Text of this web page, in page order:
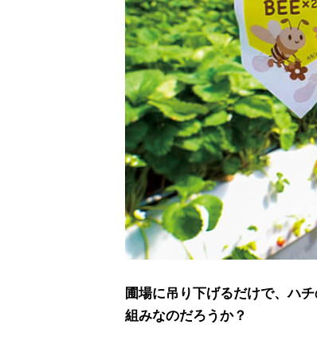
圃場に吊り下げるだけで、ハ
組みなのだろうか？